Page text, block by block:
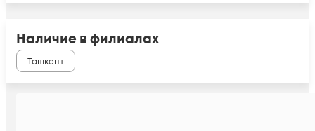
Наличие в филиалах
Ташкент